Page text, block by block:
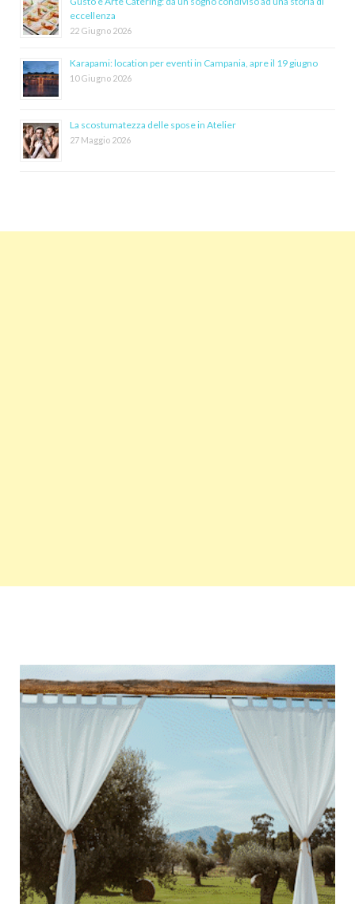
eccellenza
22 Giugno 2026
Karapami: location per eventi in Campania, apre il 19 giugno
10 Giugno 2026
La scostumatezza delle spose in Atelier
27 Maggio 2026